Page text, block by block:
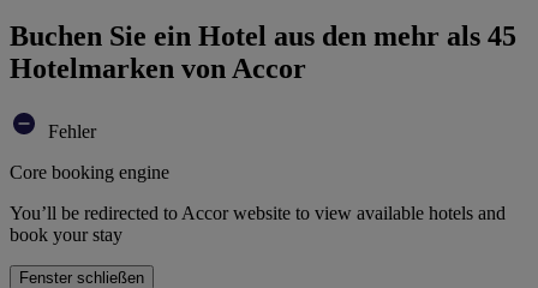
Buchen Sie ein Hotel aus den mehr als 45
Hotelmarken von Accor
Fehler
Core booking engine
You’ll be redirected to Accor website to view available hotels and
book your stay
Fenster schließen